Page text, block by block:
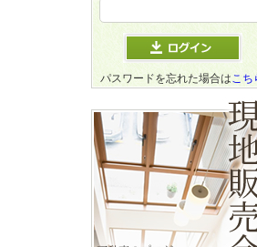
パスワードを忘れた場合はこち